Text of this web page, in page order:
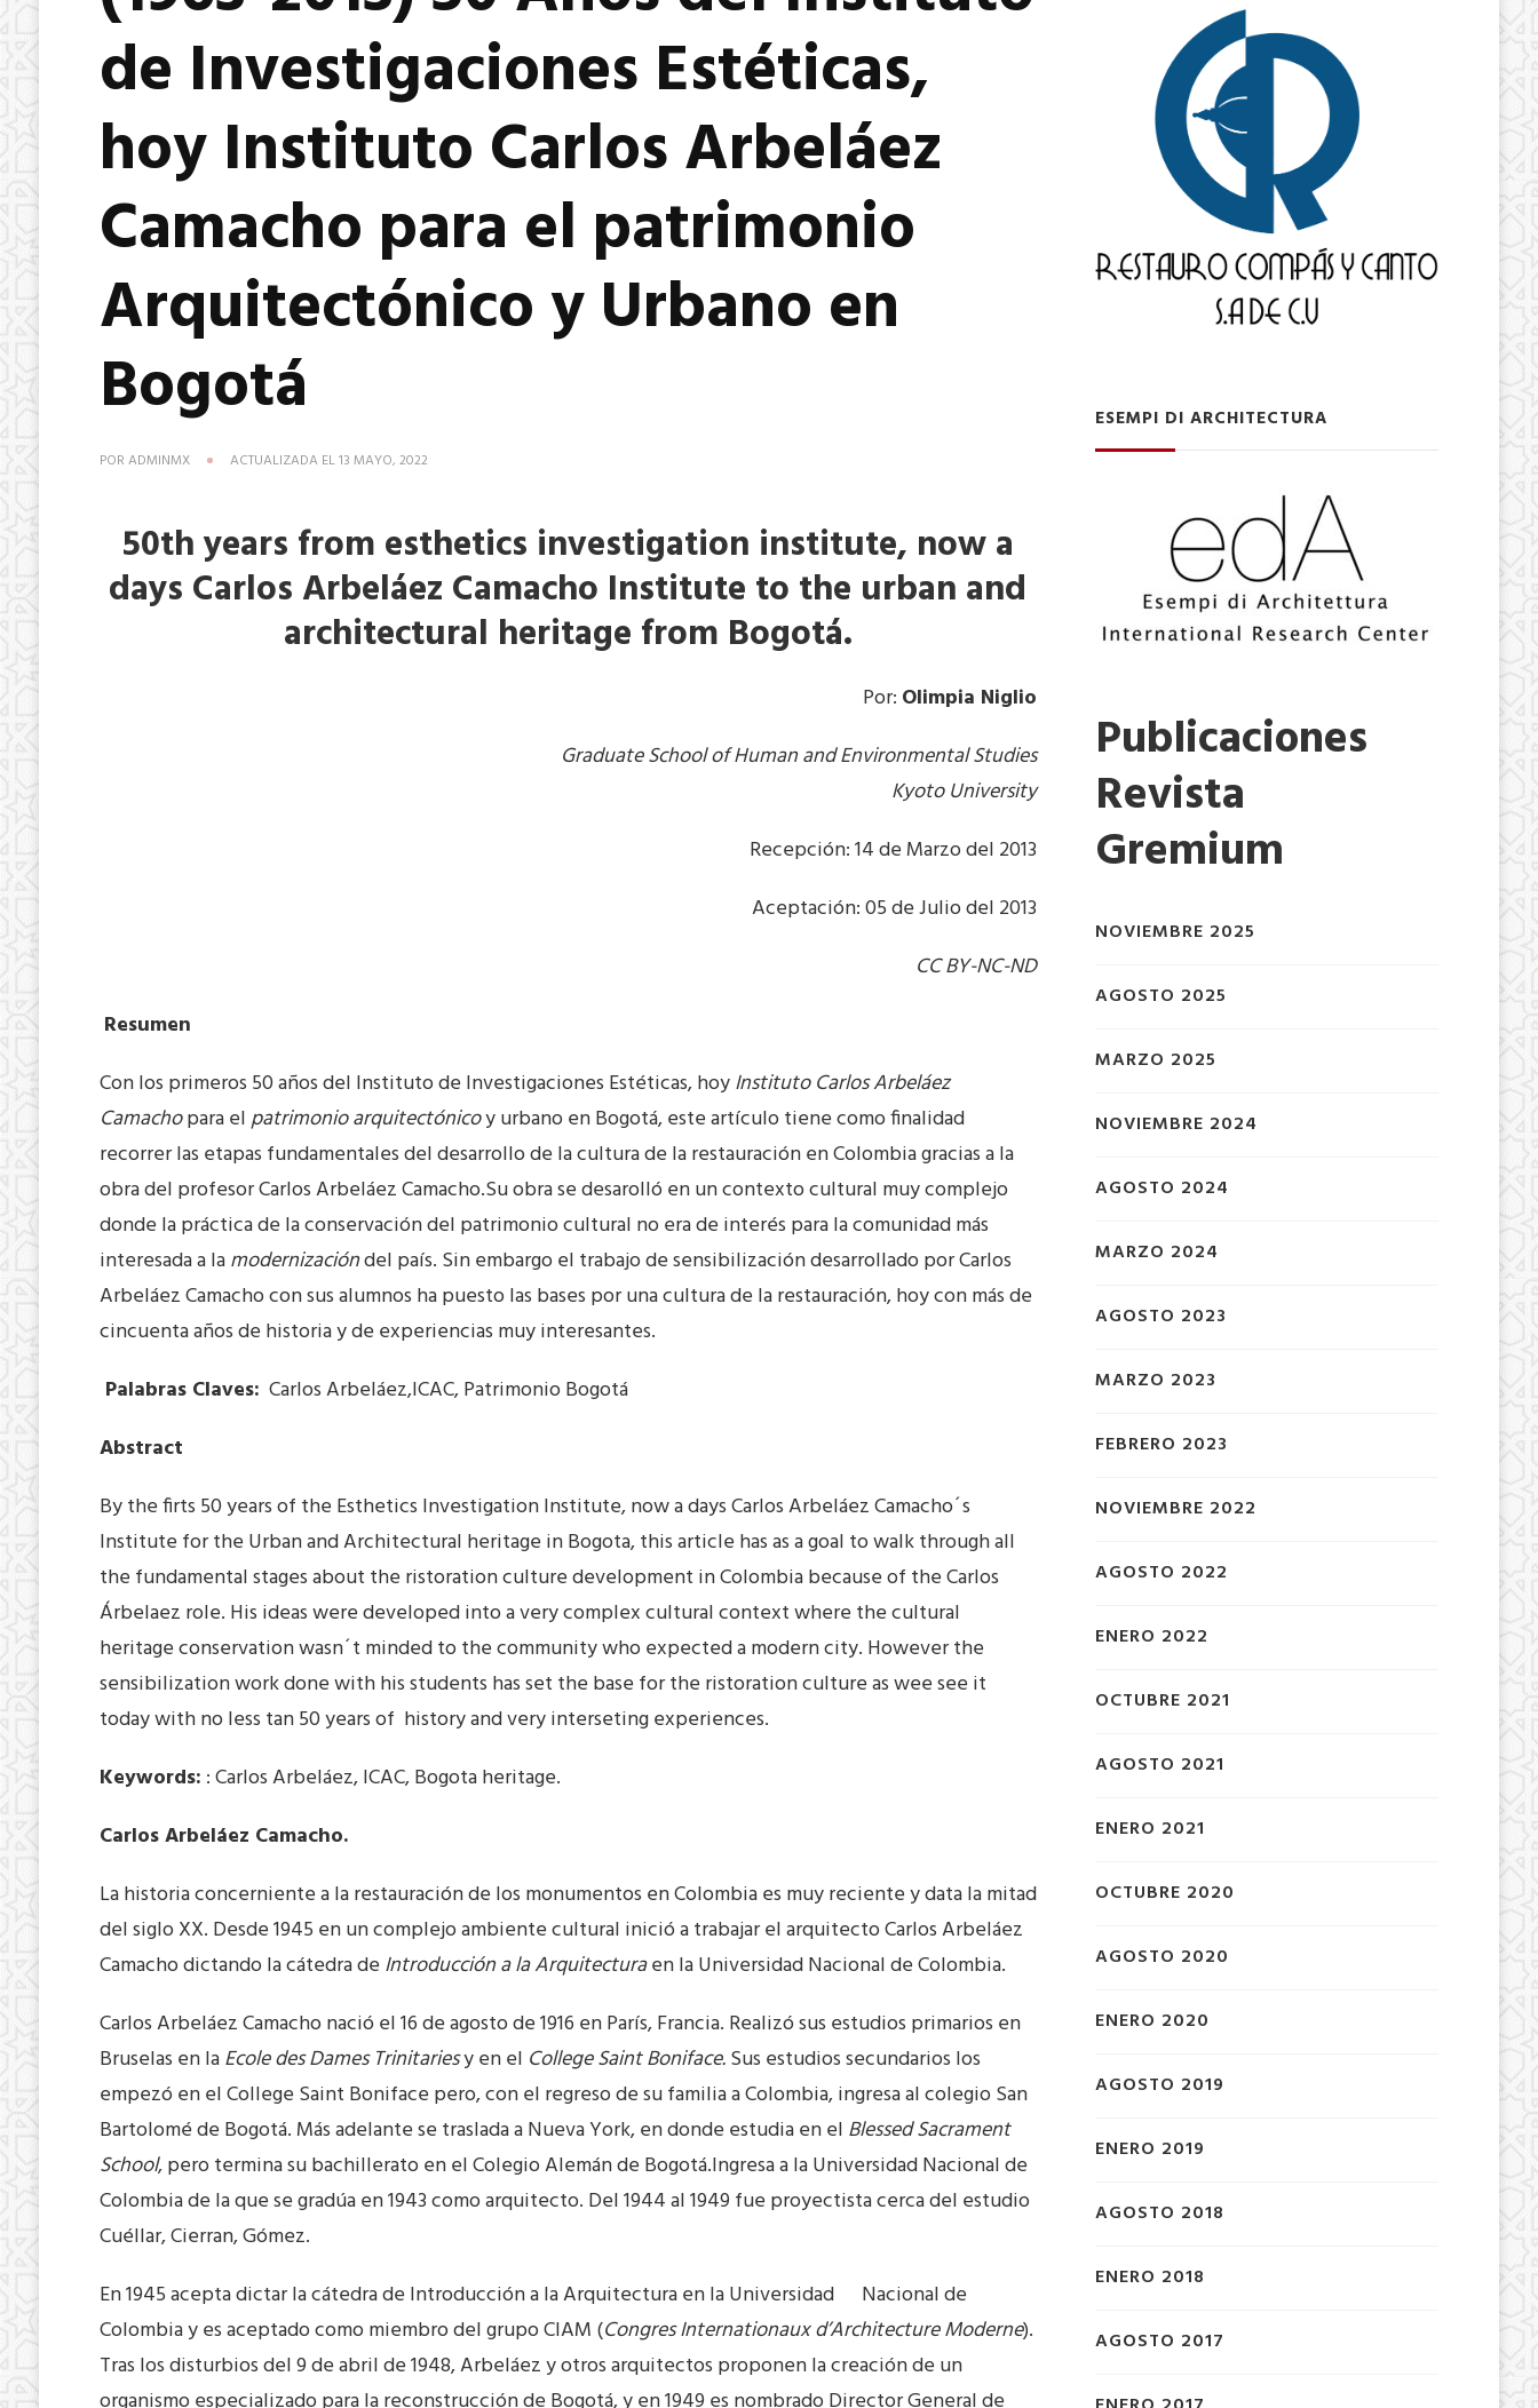
de Investigaciones Estéticas,
hoy Instituto Carlos Arbeláez
Camacho para el patrimonio
Arquitectónico y Urbano en
Bogotá
POR ADMINMX ACTUALIZADA EL13 MAYO, 2022
50th years from esthetics investigation institute, now a
days Carlos Arbeláez Camacho Institute to the urban and
architectural heritage from Bogotá.
Por: Olimpia Niglio
Graduate School of Human and Environmental Studies
Kyoto University
Recepción: 14 de Marzo del 2013
Aceptación: 05 de Julio del 2013
CC BY-NC-ND
Resumen
Con los primeros 50 años del Instituto de Investigaciones Estéticas, hoyInstituto Carlos Arbeláez
Camachopara elpatrimonio arquitectónicoy urbano en Bogotá, este artículo tiene como finalidad
recorrer las etapas fundamentales del desarrollo de la cultura de la restauración en Colombia gracias a la
obra del profesor Carlos Arbeláez Camacho.Su obra se desarolló en un contexto cultural muy complejo
donde la práctica de la conservación del patrimonio cultural no era de interés para la comunidad más
interesada a lamodernizacióndel país. Sin embargo el trabajo de sensibilización desarrollado por Carlos
Arbeláez Camacho con sus alumnos ha puesto las bases por una cultura de la restauración, hoy con más de
cincuenta años de historia y de experiencias muy interesantes.
Palabras Claves: Carlos Arbeláez,ICAC, Patrimonio Bogotá
Abstract
By the firts 50 years of the Esthetics Investigation Institute, now a days Carlos Arbeláez Camacho´s
Institute for the Urban and Architectural heritage in Bogota, this article has as a goal to walk through all
the fundamental stages about the ristoration culture development in Colombia because of the Carlos
Árbelaez role. His ideas were developed into a very complex cultural context where the cultural
heritage conservation wasn´t minded to the community who expected a modern city. However the
sensibilization work done with his students has set the base for the ristoration culture as wee see it
today with no less tan 50 years of history and very interseting experiences.
Keywords: : Carlos Arbeláez, ICAC, Bogota heritage.
Carlos Arbeláez Camacho.
La historia concerniente a la restauración de los monumentos en Colombia es muy reciente y data la mitad
del siglo XX. Desde 1945 en un complejo ambiente cultural inició a trabajar el arquitecto Carlos Arbeláez
Camacho dictando la cátedra de Introducción a la Arquitecturaen la Universidad Nacional de Colombia.
Carlos Arbeláez Camacho nació el 16 de agosto de 1916 en París, Francia. Realizó sus estudios primarios en
Bruselas en laEcole des Dames Trinitariesy en el College Saint Boniface.Sus estudios secundarios los
empezó en el College Saint Boniface pero, con el regreso de su familia a Colombia, ingresa al colegio San
Bartolomé de Bogotá. Más adelante se traslada a Nueva York, en donde estudia en el Blessed Sacrament
School, pero termina su bachillerato en el Colegio Alemán de Bogotá.Ingresa a la Universidad Nacional de
Colombia de la que se gradúa en 1943 como arquitecto. Del 1944 al 1949 fue proyectista cerca del estudio
Cuéllar, Cierran, Gómez.
En 1945 acepta dictar la cátedra de Introducción a la Arquitectura en la Universidad Nacional de
Colombia y es aceptado como miembro del grupo CIAM (Congres Internationaux d’Architecture Moderne).
Tras los disturbios del 9 de abril de 1948, Arbeláez y otros arquitectos proponen la creación de un
organismo especializado para la reconstrucción de Bogotá, y en 1949 es nombrado Director General de
ESEMPI DI ARCHITECTURA
Publicaciones
Revista
Gremium
NOVIEMBRE 2025
AGOSTO 2025
MARZO 2025
NOVIEMBRE 2024
AGOSTO 2024
MARZO 2024
AGOSTO 2023
MARZO 2023
FEBRERO 2023
NOVIEMBRE 2022
AGOSTO 2022
ENERO 2022
OCTUBRE 2021
AGOSTO 2021
ENERO 2021
OCTUBRE 2020
AGOSTO 2020
ENERO 2020
AGOSTO 2019
ENERO 2019
AGOSTO 2018
ENERO 2018
AGOSTO 2017